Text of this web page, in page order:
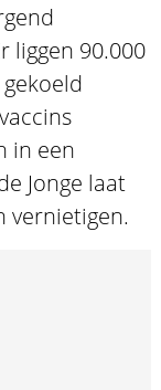
liggen 90.000
in een
Jonge laat
vernietigen.